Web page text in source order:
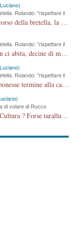
Rolando: "rispettare il
Caro fratuck, conosco molto bene la zona, il percorso della bretella, la situazione dei cittadini, abito in Viale Trento. A partire dal 2003 ho partecipato al Comitato di Maddalene pro bretella, e a riunioni propositive per apportare modifiche al progetto. Numerose mie foto del territorio sono arrivate a Roma, altri miei interventi (non graditi dalla Sx) sono stati pubblicati dal GdV, assieme ad altri come Ciro Asproso, ora favorevole alla bretella. Ho partecipato alla raccolta firme per la chiusura della strada x 5 giorni eseguita dal Sindaco Hullwech per sforamento 180 Micro/g. Pertanto come impegno per la tematica sono apposto con la coscienza. Ora il Progetto è partito, fine! Voglio dire che la nuova Giunta "comunale" non c'entra più. L'opera sarà "malauguratamente" eseguita, ma non con il mio placet. Il Consigliere Comunale dovrebbe capire che la campagna elettorale è finita, con buona pace di tutti. Quello che invece dovrebbe interessare è la proprietà della strada, dall'uscita autostradale Ovest, sino alla Rotatoria dell'Albara, vi sono tre possessori: Autostrade SpA; La Provincia, il Comune. Come la mettiamo per il futuro ? I costi, da 50 sono saliti a 100 milioni di € come dire 20 milioni a KM (!) da non credere. Comunque si farà. Ma nessuno canti Vittoria, anzi meglio non farne un ulteriore fatto "partitico" per questioni elettorali o di seggio. Se mi manda la sua mail, sono disponibile ad inviare i documenti e le foto sopra descritte. Con ossequi, Luciano Parolin
Rolando: "rispettare il
Non sarà utile a lei dott. Parolin che di sicuro non ci abita, decine di migliaia di TIR, automobili e padroncini che passano quotidianamente per una strada appena rotabile, non è più possibile stendere i panni, attraversare la strada senza rischiare la morte, le case stanno crepando, i tempi sono cambiati e la bretella non passerà assolutamente per maddalene (ma cosa sta a dire?!), dia invece responsabilità a chi ha costruito tagliando la strada che doveva invece terminare a isola vicentina e non al moracchino lasciando Motta di Costabissara ancora in panne di traffico. I tempi sono cambiati dottore e se l'anagrafe della vita stagna nell'essere umano impressioni conservatrici, la società non le considera perchè va avanti, si industrializza e ha bisogno di infrastrutture e di sviluppo. Ultima considerazione, se è geloso di Rolando perchè vede in lui solo campagne politiche mentre si difendono i SOLI diritti dei cittadini, la preghiamo faccia considerazioni più appropriate. Saluti e complimenti per i suoi scritti.
Rolando: "rispettare il
Sarebbe ora che il consigliere comunale Pidino, ponesse termine alla campagna elettorale nel territorio del suo seggio Villaggio del Sole. La tiraca è iniziata, distruggerà 6 km di prateria ovest della città, ricca di fonti e sorgenti d'acqua. I cittadini di Maddalene non avranno più Pace la notte. Molta colpa per la costruzione di questa Strada è proprio del signor Rolando,dei suoi gazebo mobili e che vuol far passare questa opera VANDALICA come progetto "utile" a chi ? Non è cosa seria sig. Rolando!
di volare di Rucco
Vorrei sapere dal C.C. Rolando cosa intende per Cultura ? Forse tarallucci, vino e sagre, o spaghetti tricolori del PD ? Il continuo (s)parlare della mostra a Palazzo Chiericati caro consigliere DANNEGGIA FORTEMENTE l'immagine della città TUTTA e fa deviare i consensi che in RUSSIA (badi bene ex U.R.S.S.) sono ECCELLENTI. A livello artistico l'evento è di alta Valenza culturale, COMPITO di Tutta la Cittadinanza fare il possibile per propagandare l'iniziativa senza farne UN CASO PARTITICO come fa Lei da sempre. Meno Gazebo + Partecipazione! E così sia. Amen.